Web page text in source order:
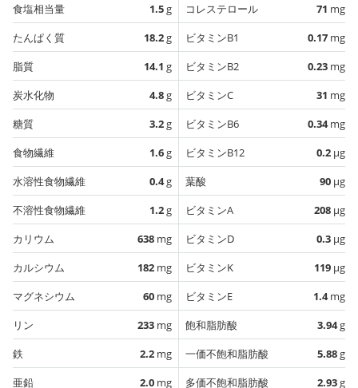
食塩相当量
1.5g
たんぱく質
18.2g
脂質
14.1 g
炭水化物
4.8g
糖質
3.2g
食物繊維
1.6g
水溶性食物繊維
0.4g
不溶性食物繊維
1.2g
カリウム
638 mg
カルシウム
182 mg
マグネシウム
60 mg
リン
233 mg
鉄
2.2 mg
亜鉛
2.0 mg
コレステロール
71 mg
ビタミンB1
0.17 mg
ビタミンB2
0.23 mg
ビタミンC
31 mg
ビタミンB6
0.34mg
ビタミンB12
0.2 µg
葉酸
90 µg
ビタミンA
208 µg
ビタミンD
0.3 µg
ビタミンK
119 µg
ビタミンE
1.4mg
飽和脂肪酸
3.94g
一価不飽和脂肪酸
5.88g
多価不飽和脂肪酸
2.93g